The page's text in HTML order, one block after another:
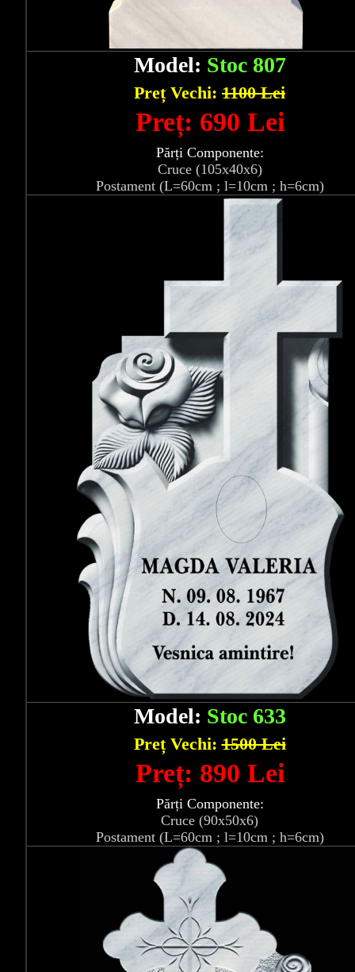
Model: Stoc 807
Preț Vechi: 1100 Lei
Preț: 690 Lei
Părți Componente:
Cruce (105x40x6)
Postament (L=60cm ; l=10cm ; h=6cm)
Model: Stoc 633
Preț Vechi:1500 Lei
Preț: 890 Lei
Părți Componente:
Cruce (90x50x6)
Postament (L=60cm ; l=10cm ; h=6cm)